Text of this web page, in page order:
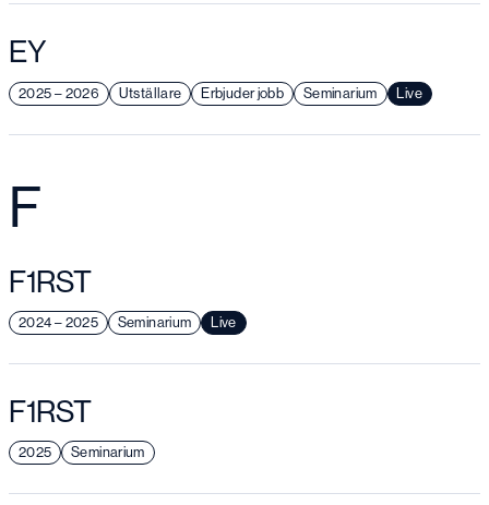
EY
2025 – 2026 Utställare Seminarium Live
Erbjuder jobb
F
F1RST
2024 – 2025 Seminarium Live
F1RST
2025 Seminarium